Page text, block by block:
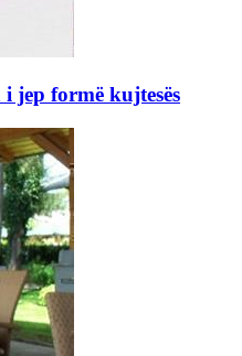
jep formë kujtesës